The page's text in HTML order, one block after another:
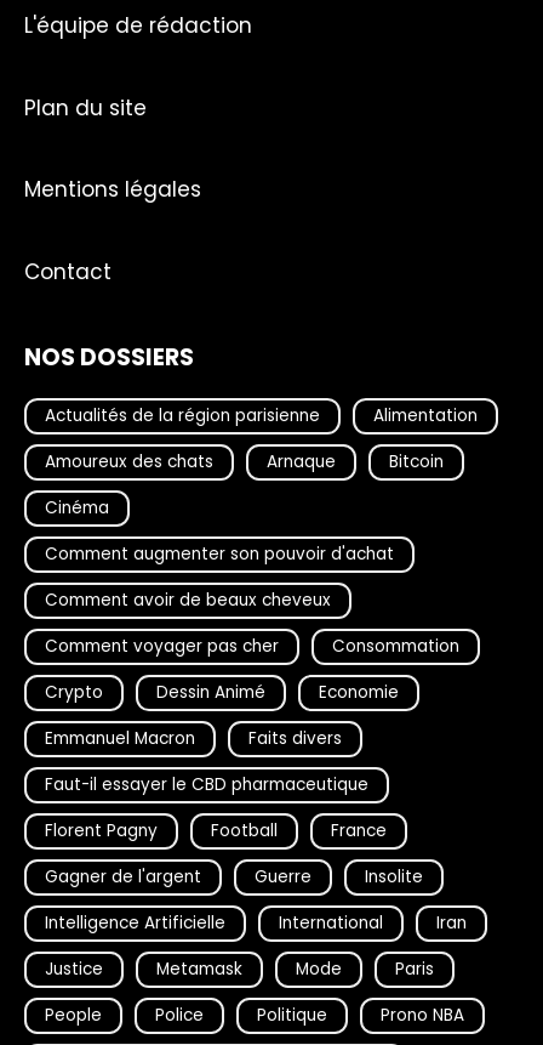
L'équipe de rédaction
Plan du site
Mentions légales
Contact
NOS DOSSIERS
Actualités de la région parisienne
Alimentation
Amoureux des chats
Arnaque
Bitcoin
Cinéma
Comment augmenter son pouvoir d'achat
Comment avoir de beaux cheveux
Comment voyager pas cher
Consommation
Crypto
Dessin Animé
Economie
Emmanuel Macron
Faits divers
Faut-il essayer le CBD pharmaceutique
Florent Pagny
Football
France
Gagner de l'argent
Guerre
Insolite
Intelligence Artificielle
International
Iran
Justice
Metamask Mode
Paris
People
Police Politique Prono NBA